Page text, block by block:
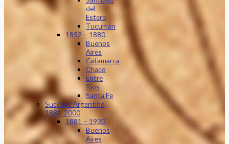
del
Estero
Tucumán
1852 – 1880
Buenos
Aires
Catamarca
Chaco
Entre
Ríos
Santa Fe
Sucesos Argentino
1881-2000
1881 – 1930
Buenos
Aires